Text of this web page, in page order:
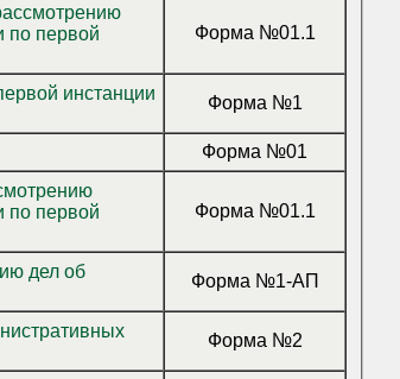
по первой
Форма №01.1
инстанции
Форма №1
Форма №01
по первой
Форма №01.1
дел об
Форма №1-АП
Форма №2